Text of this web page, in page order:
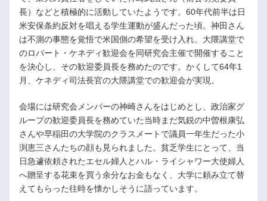
長）などと積極的に活動していたようです。60年代前半は日
米安保条約反対を唱える学生運動が盛んだった頃。神田さん
は不測の事態を覚悟で米国側の希望を受け入れ、大隈講堂で
のロバート・ケネディ歓迎会を同研究会主催で開催すること
を決心し、その歓迎委員長を務めたのです。かくして64年1
月、ケネディ司法長官の大隈講堂での歓迎会が実現。
会場には研究会メンバーの神崎さんをはじめとし、政治家グ
ループの歓迎委員長を務めていた当時まだ気鋭の中曽根康弘
さんや早稲田の大学院のクラスメートで議員一年生だった小
渕恵三さんたちの顔も見られました。貧乏学生にとって、当
日急遽依頼されたエセル婦人とハル・ライシャワー大使婦人
へ贈呈する花束を買う余分なお金もなく、大学に頼み立て替
えてもらった往時を懐かしそうに語っています。